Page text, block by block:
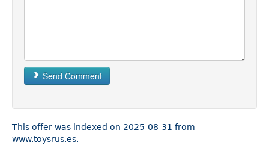
Send Comment
This offer was indexed on 2025-08-31 from
www.toysrus.es.